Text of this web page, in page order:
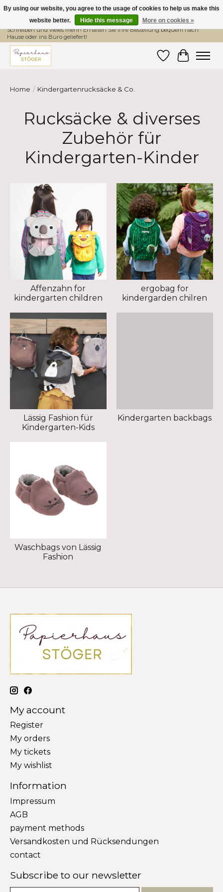
Hier finden Sie hochwertige Produkte im Bereich Schule, Büro, Papier,
Schreiben und vieles mehr! Erhalten Sie Ihre Bestellung bequem nach
Hause oder ins Büro geliefert!
WishlistCart
Home / Kindergartenrucksäcke & Co.
Rucksäcke & diverses
Zubehör für
Kindergarten-Kinder
Affenzahn for
kindergarten children
ergobag for
kindergarden chilren
Lässig Fashion für
Kindergarten-Kids
Kindergarten backbags
Waschbags von Lässig
Fashion
My account
Register
My orders
My tickets
My wishlist
Information
Impressum
AGB
payment methods
Versandkosten und Rücksendungen
contact
Subscribe to our newsletter
By using our website, you agree to the usage of cookies to help us make this
website better.
Hide this message More on cookies »